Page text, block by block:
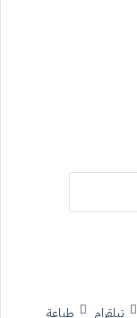
تيلقرام طباعة